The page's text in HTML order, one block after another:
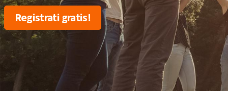
Registrati gratis!